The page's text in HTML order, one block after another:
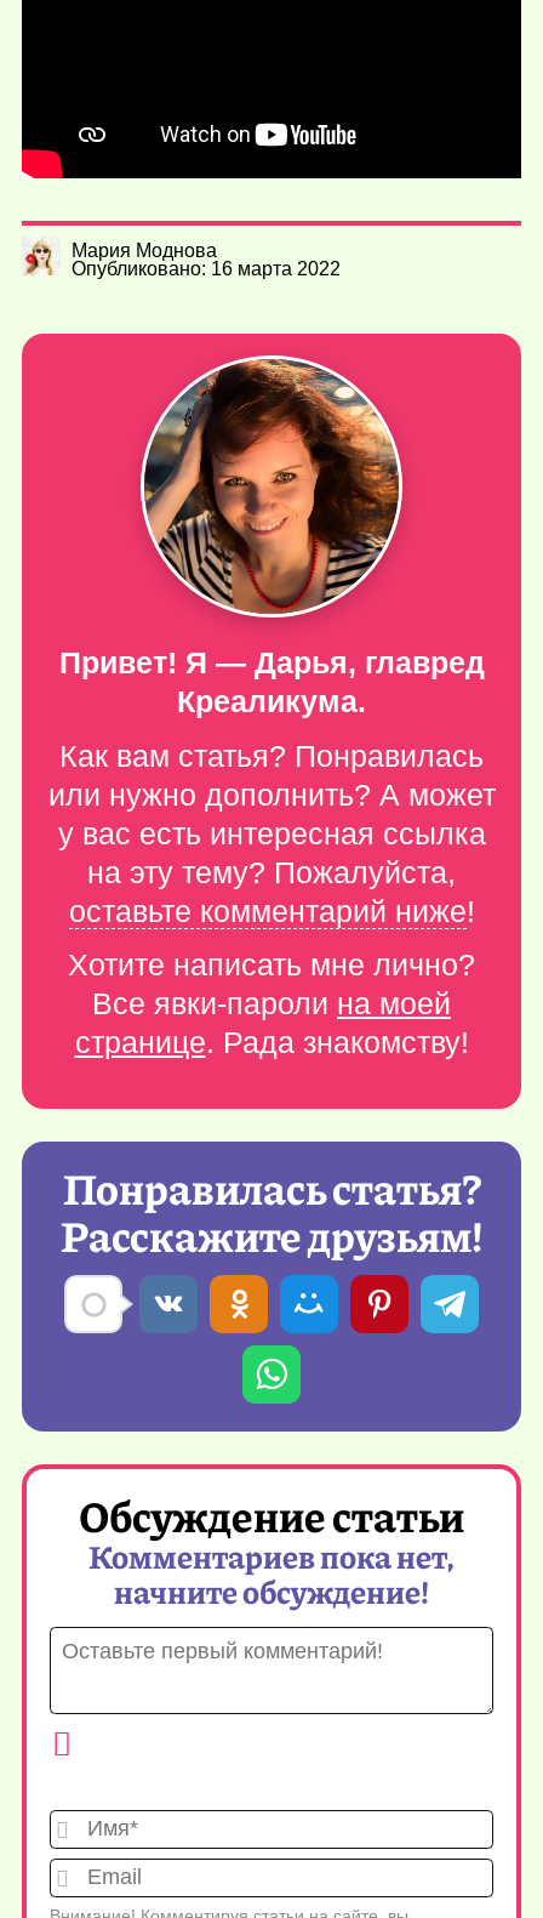
Мария Моднова
Опубликовано: 16 марта 2022
Привет! Я — Дарья, главред
Креаликума.
Как вам статья? Понравилась
или нужно дополнить? А может
у вас есть интересная ссылка
на эту тему? Пожалуйста,
оставьте комментарий ниже!
Хотите написать мне лично?
Все явки-пароли на моей
странице. Рада знакомству!
Понравилась статья?
Расскажите друзьям!
Обсуждение статьи
Комментариев пока нет,
начните обсуждение!
Имя*